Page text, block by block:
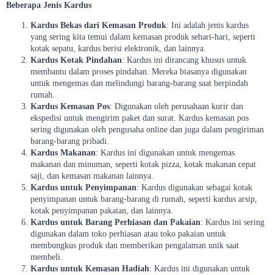
Beberapa Jenis Kardus
Kardus Bekas dari Kemasan Produk: Ini adalah jenis kardus
yang sering kita temui dalam kemasan produk sehari-hari, seperti
kotak sepatu, kardus berisi elektronik, dan lainnya.
Kardus Kotak Pindahan: Kardus ini dirancang khusus untuk
membantu dalam proses pindahan. Mereka biasanya digunakan
untuk mengemas dan melindungi barang-barang saat berpindah
rumah.
Kardus Kemasan Pos: Digunakan oleh perusahaan kurir dan
ekspedisi untuk mengirim paket dan surat. Kardus kemasan pos
sering digunakan oleh pengusaha online dan juga dalam pengiriman
barang-barang pribadi.
Kardus Makanan: Kardus ini digunakan untuk mengemas
makanan dan minuman, seperti kotak pizza, kotak makanan cepat
saji, dan kemasan makanan lainnya.
Kardus untuk Penyimpanan: Kardus digunakan sebagai kotak
penyimpanan untuk barang-barang di rumah, seperti kardus arsip,
kotak penyimpanan pakaian, dan lainnya.
Kardus untuk Barang Perhiasan dan Pakaian: Kardus ini sering
digunakan dalam toko perhiasan atau toko pakaian untuk
membungkus produk dan memberikan pengalaman unik saat
membeli.
Kardus untuk Kemasan Hadiah: Kardus ini digunakan untuk